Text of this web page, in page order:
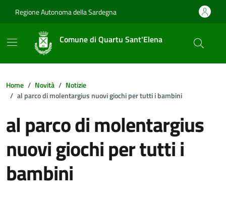
Regione Autonoma della Sardegna
Comune di Quartu Sant'Elena
Home Novità
Notizie
al parco di molentargius nuovi giochi per tutti i bambini
al parco di molentargius
nuovi giochi per tutti i
bambini